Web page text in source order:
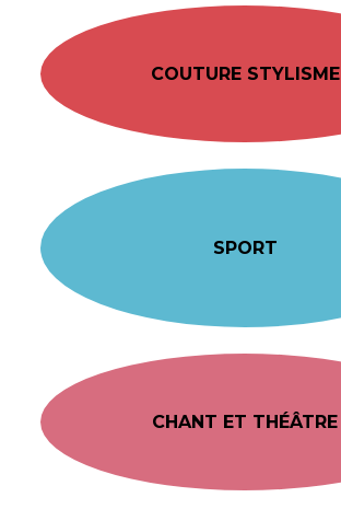
COUTURE STYLISME
SPORT
CHANT ET THÉÂTRE